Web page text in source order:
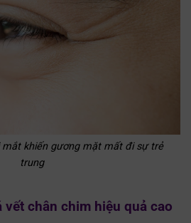
mắt khiến gương mặt mất đi sự trẻ
trung
chân chim hiệu quả cao